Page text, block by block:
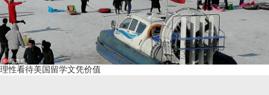
理性看待美国留学文凭价值